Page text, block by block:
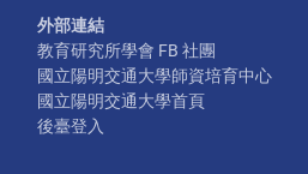
外部連結
教育研究所學會 FB 社團
國立陽明交通大學師資培育中心
國立陽明交通大學首頁
後臺登入